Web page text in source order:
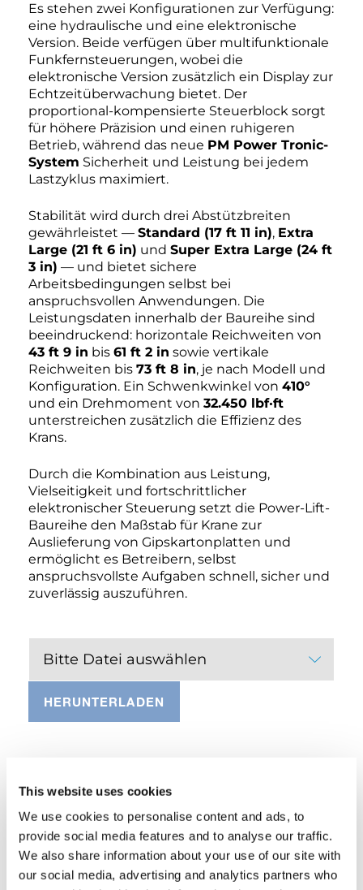
This website uses cookies
We use cookies to personalise content and ads, to
provide social media features and to analyse our traffic.
We also share information about your use of our site with
our social media, advertising and analytics partners who
Es stehen zwei Konfigurationen zur Verfügung:
eine hydraulische und eine elektronische
Version. Beide verfügen über multifunktionale
Funkfernsteuerungen, wobei die
elektronische Version zusätzlich ein Display zur
Echtzeitüberwachung bietet. Der
proportional-kompensierte Steuerblock sorgt
für höhere Präzision und einen ruhigeren
Betrieb, während das neue PM Power Tronic-
System Sicherheit und Leistung bei jedem
Lastzyklus maximiert.
Stabilität wird durch drei Abstützbreiten
gewährleistet — Standard (17 ft 11 in), Extra
Large (21 ft 6 in) und Super Extra Large (24 ft
3 in) — und bietet sichere
Arbeitsbedingungen selbst bei
anspruchsvollen Anwendungen. Die
Leistungsdaten innerhalb der Baureihe sind
beeindruckend: horizontale Reichweiten von
43 ft 9 in bis 61 ft 2 in sowie vertikale
Reichweiten bis 73 ft 8 in, je nach Modell und
Konfiguration. Ein Schwenkwinkel von 410°
und ein Drehmoment von 32.450 lbf·ft
unterstreichen zusätzlich die Effizienz des
Krans.
Durch die Kombination aus Leistung,
Vielseitigkeit und fortschrittlicher
elektronischer Steuerung setzt die Power-Lift-
Baureihe den Maßstab für Krane zur
Auslieferung von Gipskartonplatten und
ermöglicht es Betreibern, selbst
anspruchsvollste Aufgaben schnell, sicher und
zuverlässig auszuführen.
Bitte Datei auswählen
HERUNTERLADEN
Halterungen für Hydraulikschläuche
Standard